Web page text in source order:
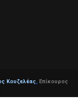
Κουζελέας,Επίκουρος